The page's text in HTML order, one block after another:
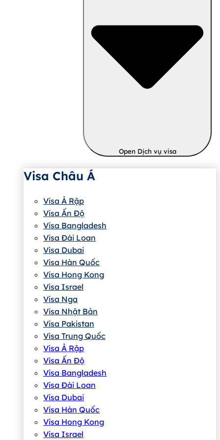
Open Dịch vụ visa
Visa Châu Á
Visa Ả Rập
Visa Ấn Độ
Visa Bangladesh
Visa Đài Loan
Visa Dubai
Visa Hàn Quốc
Visa Hong Kong
Visa Israel
Visa Nga
Visa Nhật Bản
Visa Pakistan
Visa Trung Quốc
Visa Ả Rập
Visa Ấn Độ
Visa Bangladesh
Visa Đài Loan
Visa Dubai
Visa Hàn Quốc
Visa Hong Kong
Visa Israel